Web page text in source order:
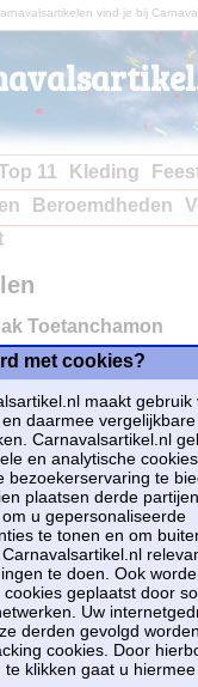
vind je bij
11 Kleding
Beroemdheden
Toetanchamon
e-
voor slechts€
Farao pak
is te bestellen bij
voor€ 47,95.
Pakken
carnavalsartikelen
met cookies?
maakt gebruik
daarmee vergelijkbare
Carnavalsartikel.nl
en analytische
bezoekerservaring te
plaatsen derde
u gepersonaliseerde
te tonen en om
te doen. Ook
cookies geplaatst door
Uw
derden gevolgd
cookies. Door
te klikken gaat u hiermee